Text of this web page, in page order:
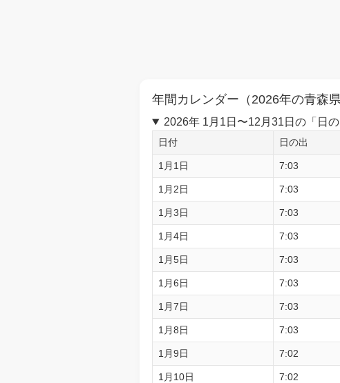
年間カレンダー（2026年の青森県
2026年 1月1日〜12月31日の「日
日付 日の出
1月1日 7:03
1月2日 7:03
1月3日 7:03
1月4日 7:03
1月5日 7:03
1月6日 7:03
1月7日 7:03
1月8日 7:03
1月9日 7:02
1月10日 7:02